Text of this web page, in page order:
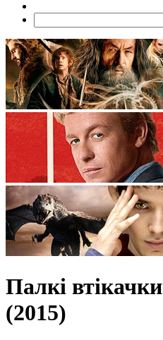
Палкі втікачки
(2015)